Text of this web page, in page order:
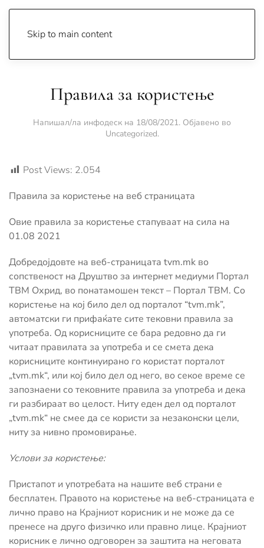
Skip to main content
Правила за користење
Напишал/ла инфодеск на 18/08/2021. Објавено во
Uncategorized.
Post Views: 2.054
Правила за користење на веб страницата
Oвие правила за користење стапуваат на сила на
01.08 2021
Добредојдовте на веб-страницата tvm.mk во
сопственост на Друштво за интернет медиуми Портал
ТВМ Охрид, во понатамошен текст – Портал ТВМ. Со
користење на кој било дел од порталот “tvm.mk”,
автоматски ги прифаќате сите тековни правила за
употреба. Од корисниците се бара редовно да ги
читаат правилата за употреба и се смета дека
корисниците континуирано го користат порталот
„tvm.mk“, или кој било дел од него, во секое време се
запознаени со тековните правила за употреба и дека
ги разбираат во целост. Ниту еден дел од порталот
„tvm.mk“ не смее да се користи за незаконски цели,
ниту за нивно промовирање.
Услови за користење:
Пристапот и употребата на нашите веб страни е
бесплатен. Правото на користење на веб-страницата е
лично право на Крајниот корисник и не може да се
пренесе на друго физичко или правно лице. Крајниот
корисник е лично одговорен за заштита на неговата